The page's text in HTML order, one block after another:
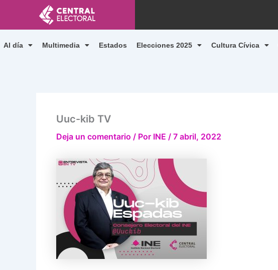
contenido
Al día Multimedia Estados Elecciones 2025 Cultura Cívica
Uuc-kib TV
Deja un comentario / Por INE / 7 abril, 2022